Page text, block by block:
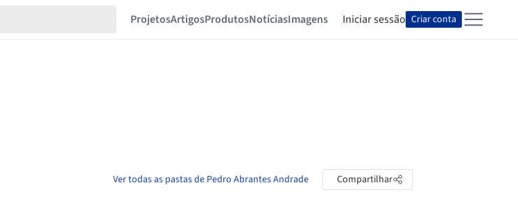
ProjetosArtigosProdutosNotíciasImagens Iniciar sessão Criar conta
Ver todas as pastas de Pedro Abrantes Andrade Compartilhar